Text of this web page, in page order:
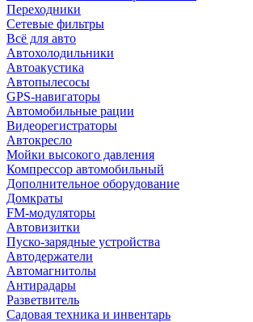
Переходники
Сетевые фильтры
Всё для авто
Автохолодильники
Автоакустика
Автопылесосы
GPS-навигаторы
Автомобильные рации
Видеорегистраторы
Автокресло
Мойки высокого давления
Компрессор автомобильный
Дополнительное оборудование
Домкраты
FM-модуляторы
Автовизитки
Пуско-зарядные устройства
Автодержатели
Автомагнитолы
Антирадары
Разветвитель
Садовая техника и инвентарь